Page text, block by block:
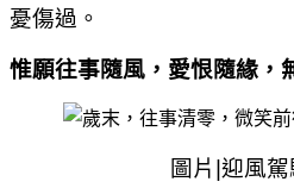
憂傷過。
惟願往事隨風，愛恨隨緣，
圖片 迎風駕